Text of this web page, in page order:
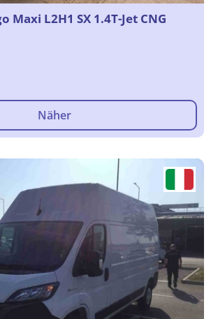
Maxi L2H1 SX 1.4T-Jet CNG
Näher